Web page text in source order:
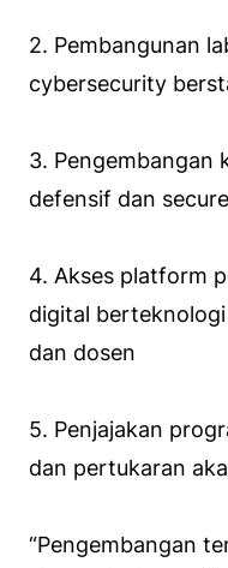
2. Pembangunan
cybersecurity
3. Pengembangan
defensif dan
4. Akses platform
digital
dan dosen
5. Penjajakan
dan pertukaran
“Pengembangan